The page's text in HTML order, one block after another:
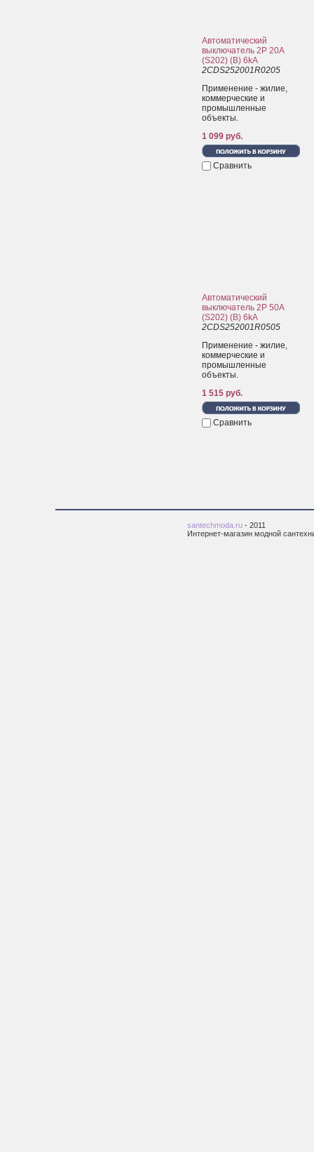
Автоматический
выключатель 2P 20A
(S202) (B) 6kA
2CDS252001R0205
Применение - жилие,
коммерческие и
промышленные
объекты.
1 099 руб.
Сравнить
Автоматический
выключатель 2P 50A
(S202) (B) 6kA
2CDS252001R0505
Применение - жилие,
коммерческие и
промышленные
объекты.
1 515 руб.
Сравнить
santechmoda.ru - 2011
Интернет-магазин модной